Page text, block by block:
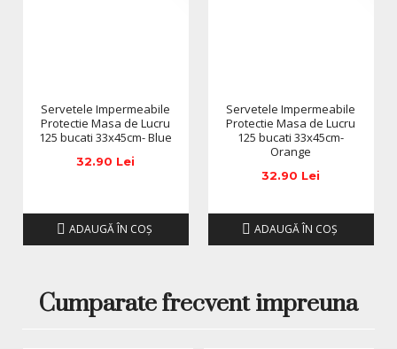
Servetele Impermeabile
Protectie Masa de Lucru
125 bucati 33x45cm- Blue
32.90 Lei
ADAUGĂ ÎN COŞ
Servetele Impermeabile
Protectie Masa de Lucru
125 bucati 33x45cm-
Orange
32.90 Lei
ADAUGĂ ÎN COŞ
Cumparate frecvent impreuna